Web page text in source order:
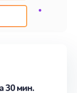
на
30 мин.